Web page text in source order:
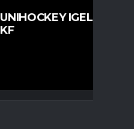
UNIHOCKEY IGELS
KF